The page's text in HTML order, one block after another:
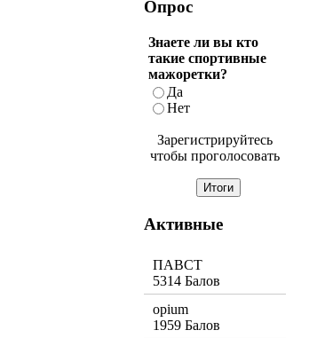
Опрос
Знаете ли вы кто
такие спортивные
мажоретки?
Да
Нет
Зарегистрируйтесь
чтобы проголосовать
Активные
ПАВСТ
5314 Балов
opium
1959 Балов